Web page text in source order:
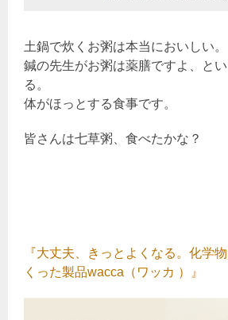
土鍋で炊くお粥は本当においしい。
鍼の先生がお粥は薬膳ですよ、と
る。
体がほっとする食事です。
皆さんは七草粥、食べたかな？
『大丈夫、きっとよくなる。化学
くった製品wacca（ワッカ ）』